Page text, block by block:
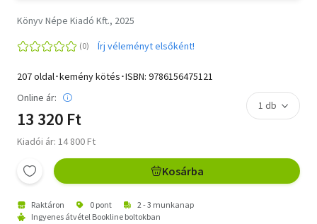
Történelem
Vallás
Könyv Népe Kiadó Kft., 2025
Írj véleményt elsőként!
207 oldal･kemény kötés･ISBN: 9786156475121
Online ár:
13 320 Ft
Kiadói ár: 14 800 Ft
Kosárba
Raktáron 0 pont
2 - 3 munkanap
Ingyenes átvétel Bookline boltokban